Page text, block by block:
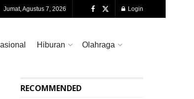
Jumat, Agustus 7, 2026 Login
Hiburan Olahraga
RECOMMENDED